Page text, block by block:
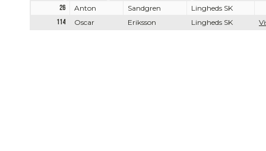
26 Anton Sandgren
Lingheds SK
114
Oscar Eriksson Lingheds SK